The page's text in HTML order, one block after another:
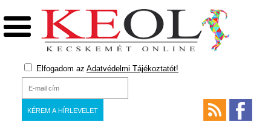
Elfogadom az Adatvédelmi Tájékoztatót!